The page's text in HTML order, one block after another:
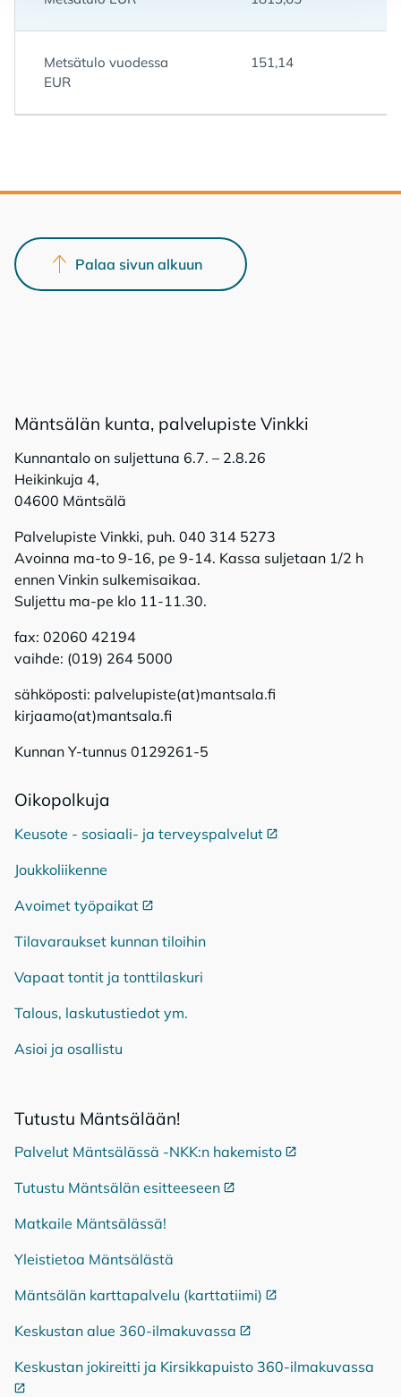
Metsätulo vuodessa
EUR
151,14
Mänt­sä­län kun­ta, pal­ve­lu­pis­te Vink­ki
Kunnantalo on suljettuna 6.7. – 2.8.26
Heikinkuja 4,
04600 Mäntsälä
Palvelupiste Vinkki, puh. 040 314 5273
Avoinna ma-to 9-16, pe 9-14. Kassa suljetaan 1/2 h
ennen Vinkin sulkemisaikaa.
Suljettu ma-pe klo 11-11.30.
fax: 02060 42194
vaihde: (019) 264 5000
sähköposti: palvelupiste(at)mantsala.fi
kirjaamo(at)mantsala.fi
Kunnan Y-tunnus 0129261-5
Oi­ko­pol­ku­ja
Keusote - sosiaali- ja terveyspalvelut Ulkoinen linkki
Joukkoliikenne
Avoimet työpaikat Ulkoinen linkki
Tilavaraukset kunnan tiloihin
Vapaat tontit ja tonttilaskuri
Talous, laskutustiedot ym.
Asioi ja osallistu
Tu­tus­tu Mänt­sä­lään!
Palvelut Mäntsälässä -NKK:n hakemisto Ulkoinen linkki
Tutustu Mäntsälän esitteeseen Ulkoinen linkki
Matkaile Mäntsälässä!
Yleistietoa Mäntsälästä
Mäntsälän karttapalvelu (karttatiimi) Ulkoinen linkki
Keskustan alue 360-ilmakuvassa Ulkoinen linkki
Keskustan jokireitti ja Kirsikkapuisto 360-ilmakuvassa
Palaa sivun alkuun